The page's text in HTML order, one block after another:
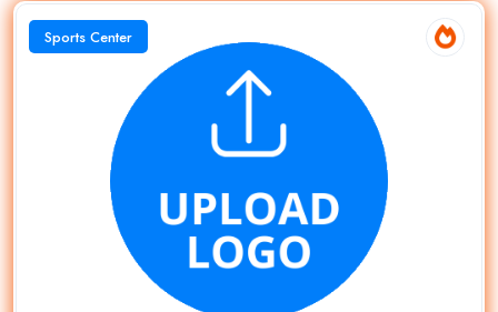
Sports Center